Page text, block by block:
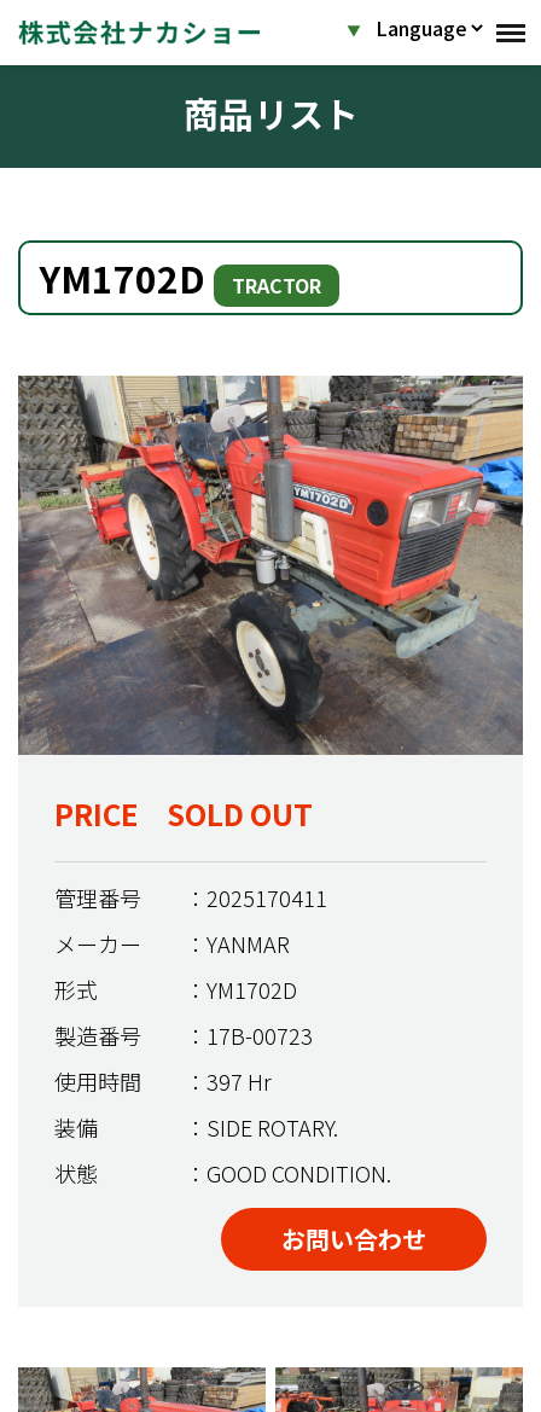
商品リスト
YM1702D TRACTOR
PRICE SOLD OUT
管理番号
：2025170411
メーカー
：YANMAR
形式
：YM1702D
製造番号
：17B-00723
使用時間
：397 Hr
装備
：SIDE ROTARY.
状態
：GOOD CONDITION.
お問い合わせ